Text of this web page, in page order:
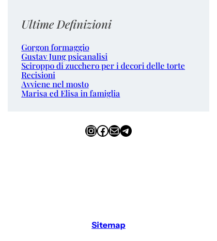
Ultime Definizioni
Gorgon formaggio
Gustav Jung psicanalisi
Sciroppo di zucchero per i decori delle torte
Recisioni
Avviene nel mosto
Marisa ed Elisa in famiglia
InstagramFacebook Email Telegram
Sitemap